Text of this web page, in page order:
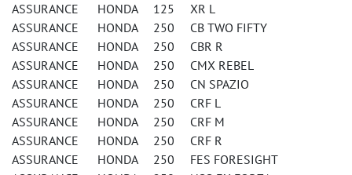
ASSURANCE HONDA 125 XR L
ASSURANCE HONDA 250 CB TWO FIFTY
ASSURANCE HONDA 250 CBR R
ASSURANCE HONDA 250 CMX REBEL
ASSURANCE HONDA 250 CN SPAZIO
ASSURANCE HONDA 250 CRF L
ASSURANCE HONDA 250 CRF M
ASSURANCE HONDA 250 CRF R
ASSURANCE HONDA 250 FES FORESIGHT